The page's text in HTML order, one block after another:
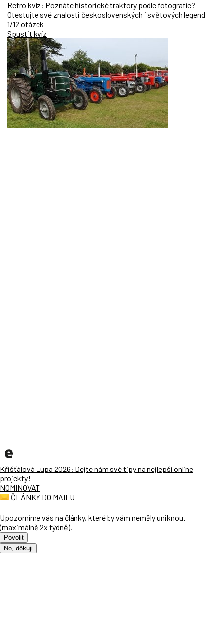
Retro kvíz: Poznáte historické traktory podle fotografie?
Otestujte své znalosti československých i světových legend
1/12 otázek
Spustit kvíz
Křišťálová Lupa 2026: Dejte nám své tipy na nejlepší online
projekty!
NOMINOVAT
ČLÁNKY DO MAILU
Upozorníme vás na články, které by vám neměly uniknout
(maximálně 2x týdně).
Povolit
Ne, děkuji